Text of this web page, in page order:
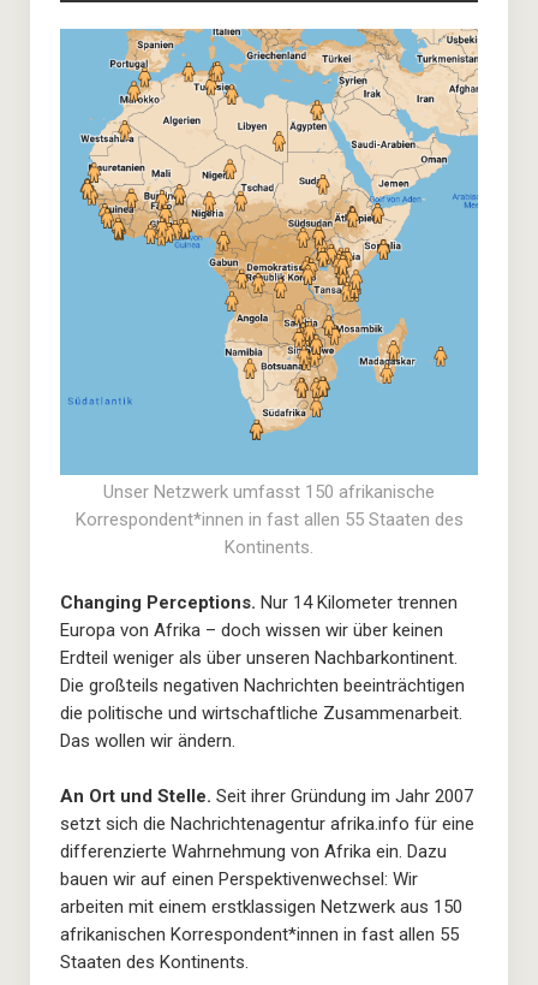
Unser Netzwerk umfasst 150 afrikanische
Korrespondent*innen in fast allen 55 Staaten des
Kontinents.
Changing Perceptions. Nur 14 Kilometer trennen
Europa von Afrika – doch wissen wir über keinen
Erdteil weniger als über unseren Nachbarkontinent.
Die großteils negativen Nachrichten beeinträchtigen
die politische und wirtschaftliche Zusammenarbeit.
Das wollen wir ändern.
An Ort und Stelle. Seit ihrer Gründung im Jahr 2007
setzt sich die Nachrichtenagentur afrika.info für eine
differenzierte Wahrnehmung von Afrika ein. Dazu
bauen wir auf einen Perspektivenwechsel: Wir
arbeiten mit einem erstklassigen Netzwerk aus 150
afrikanischen Korrespondent*innen in fast allen 55
Staaten des Kontinents.